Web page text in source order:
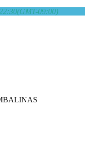
(GMT-09:00)